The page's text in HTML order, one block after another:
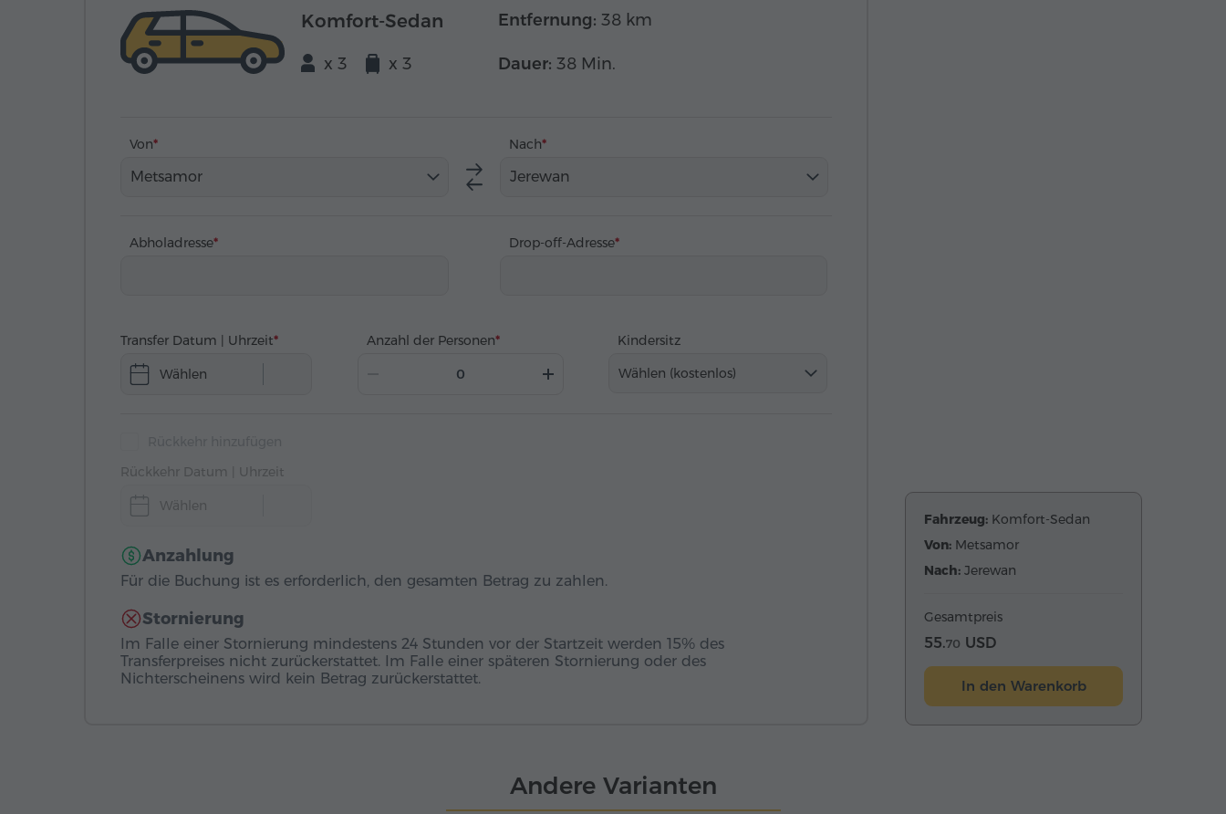
Komfort-Sedan
x 3 x 3
Entfernung: 38 km
Dauer: 38 Min.
Von
Metsamor
Nach
Jerewan
Abholadresse Drop-off-Adresse
Transfer Datum | Uhrzeit
Wählen
Anzahl der Personen
Kindersitz
Wählen (kostenlos)
Rückkehr Datum | Uhrzeit
Wählen
Anzahlung
Für die Buchung ist es erforderlich, den gesamten Betrag zu zahlen.
Stornierung
Im Falle einer Stornierung mindestens 24 Stunden vor der Startzeit werden 15% des
Transferpreises nicht zurückerstattet. Im Falle einer späteren Stornierung oder des
Nichterscheinens wird kein Betrag zurückerstattet.
Fahrzeug: Komfort-Sedan
Von: Metsamor
Nach: Jerewan
Gesamtpreis
55.70 USD
In den Warenkorb
Andere Varianten